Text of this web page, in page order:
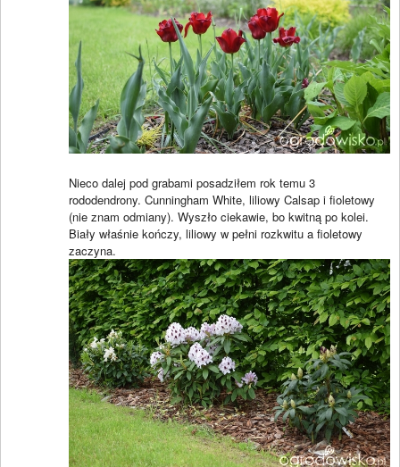
Nieco dalej pod grabami posadziłem rok temu 3
rododendrony. Cunningham White, liliowy Calsap i fioletowy
(nie znam odmiany). Wyszło ciekawie, bo kwitną po kolei.
Biały właśnie kończy, liliowy w pełni rozkwitu a fioletowy
zaczyna.